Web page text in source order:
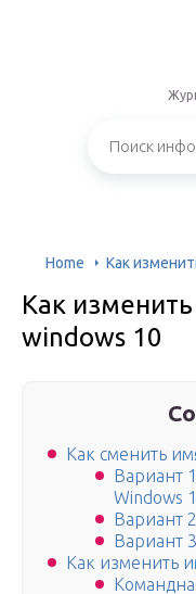
Home Как
Как
windows 10
Как сменить
Вариант
Windows
Вариант
Вариант
Как изменить